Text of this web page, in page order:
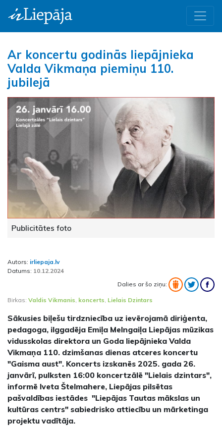
Ar koncertu godinās liepājnieka
Valda Vikmaņa piemiņu 110.
jubilejā
Publicitātes foto
Autors: irliepaja.lv
Datums: 10.12.2024
Dalies ar šo ziņu:
Birkas: Valdis Vikmanis koncerts Lielais Dzintars
Sākusies biļešu tirdzniecība uz ievērojamā diriģenta,
pedagoga, ilggadēja Emiļa Melngaiļa Liepājas mūzikas
vidusskolas direktora un Goda liepājnieka Valda
Vikmaņa 110. dzimšanas dienas atceres koncertu
"Gaisma aust". Koncerts izskanēs 2025. gada 26.
janvārī, pulksten 16:00 koncertzālē "Lielais dzintars",
informē Iveta Štelmahere, Liepājas pilsētas
pašvaldības iestādes "Liepājas Tautas mākslas un
kultūras centrs" sabiedrisko attiecību un mārketinga
projektu vadītāja.